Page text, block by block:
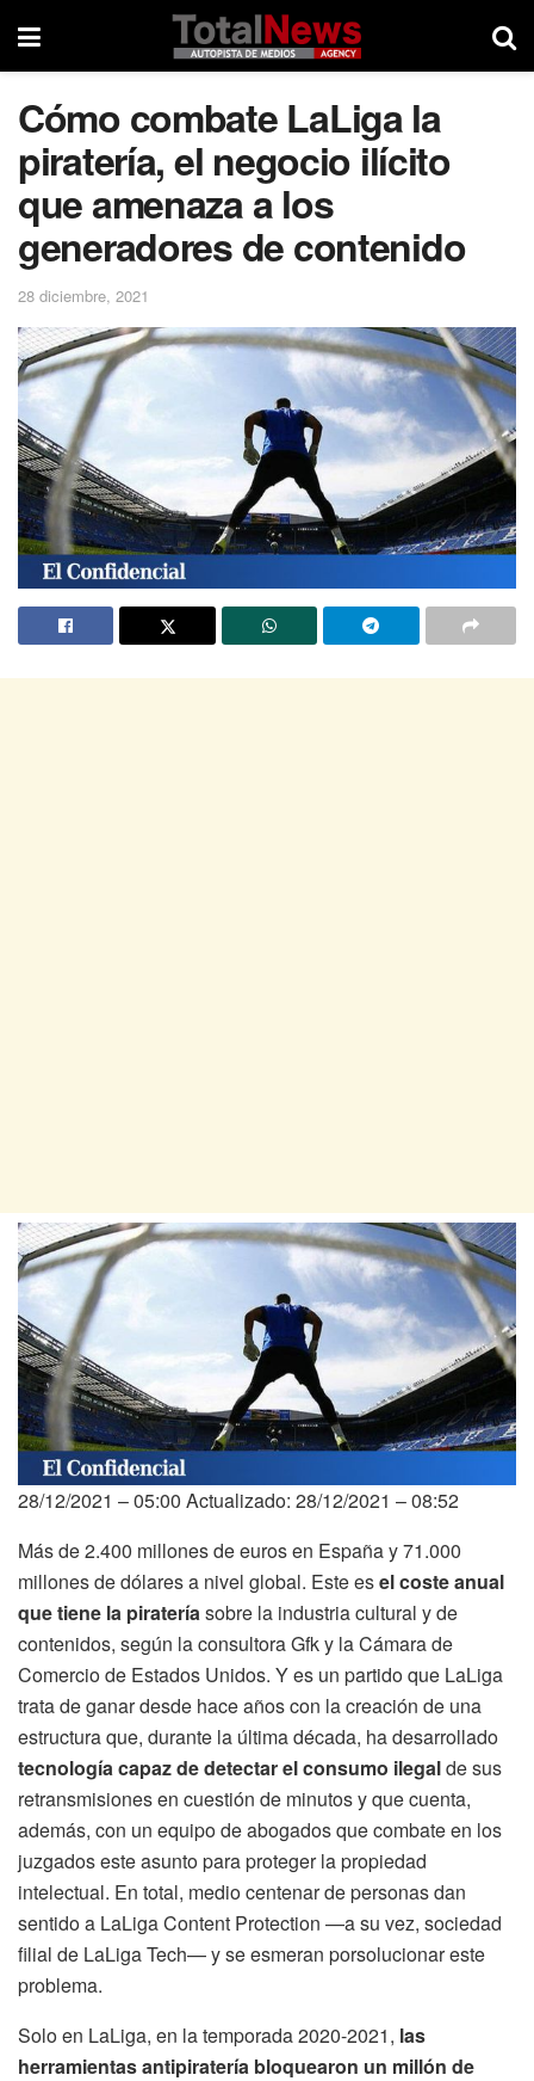
Cómo combate LaLiga la
piratería, el negocio ilícito
que amenaza a los
generadores de contenido
28 diciembre, 2021
28/12/2021 – 05:00 Actualizado: 28/12/2021 – 08:52
Más de 2.400 millones de euros en España y 71.000
millones de dólares a nivel global. Este esel coste anual
que tiene la pirateríasobre la industria cultural y de
contenidos, según la consultora Gfk y la Cámara de
Comercio de Estados Unidos. Y es un partido que LaLiga
trata de ganar desde hace años con la creación de una
estructura que, durante la última década, ha desarrollado
tecnología capaz de detectar el consumo ilegalde sus
retransmisiones en cuestión de minutos y que cuenta,
además, con un equipo de abogados que combate en los
juzgados este asunto para proteger la propiedad
intelectual. En total, medio centenar de personas dan
sentido a LaLiga Content Protection —a su vez, sociedad
filial de LaLiga Tech— y se esmeran porsolucionar este
problema.
Solo en LaLiga, en la temporada 2020-2021, las
herramientas antipiratería bloquearon un millón de